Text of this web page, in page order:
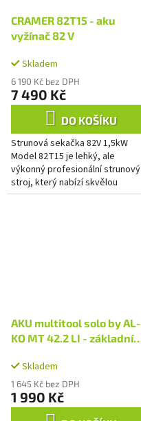
CRAMER 82T15 - aku
vyžínač 82 V
Skladem
6 190 Kč bez DPH
7 490 Kč
DO KOŠÍKU
Strunová sekačka 82V 1,5kW
Model 82T15 je lehký, ale
výkonný profesionální strunový
stroj, který nabízí skvělou
manévrovatelnost při menších
AKU multitool solo by AL-
KO MT 42.2 LI - základní
Skladem
1 645 Kč bez DPH
1 990 Kč